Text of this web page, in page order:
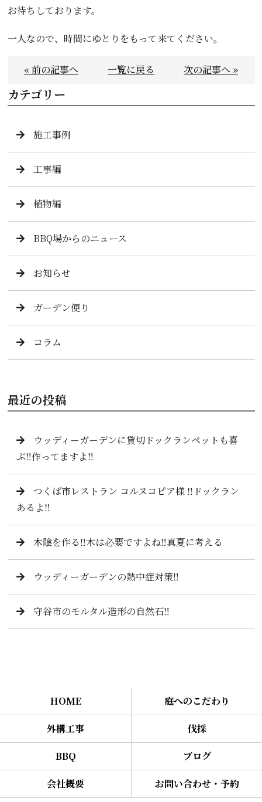
お待ちしております。
一人なので、時間にゆとりをもって来てください。
« 前の記事へ 一覧に戻る 次の記事へ »
カテゴリー
施工事例
工事編
植物編
BBQ場からのニュース
お知らせ
ガーデン便り
コラム
最近の投稿
ウッディーガーデンに貸切ドックランペットも喜
ぶ‼️作ってますよ‼️
つくば市レストラン コルヌコピア様 ‼️ドックラン
あるよ‼️
木陰を作る‼️木は必要ですよね‼️真夏に考える
ウッディーガーデンの熱中症対策‼️
守谷市のモルタル造形の自然石‼️
HOME 庭へのこだわり
外構工事 伐採
BBQ ブログ
会社概要 お問い合わせ・予約